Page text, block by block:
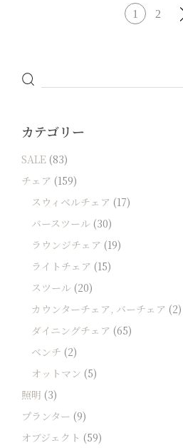
1 2
カテゴリー
SALE (83)
チェア (159)
スウィベルチェア (17)
バースツール (30)
ラウンジチェア (19)
ライトチェア (15)
スツール (20)
カウンターチェア, バーチェア (2)
ダイニングチェア (65)
ベンチ (2)
オットマン (5)
照明 (3)
プランター (9)
オブジェクト (59)